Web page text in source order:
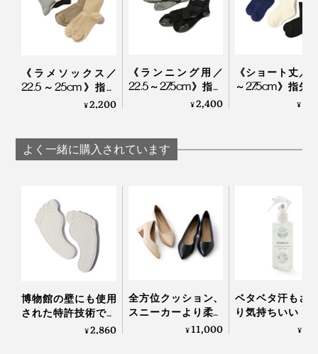
編み目が細かいので、肌へのフィット感がよく、素足の
感覚で気持ちよく履けます。
写真は「カバーソックス」のベージュを着用中、スニーカーも相性バツグン
《ラメソックス／
22.5～25cm》指先
のサラサラが続く！
AMIGAMI
¥2,200
《ランニング用／
22.5～27.5cm》指先
のサラサラが続く！
AMIGAMI
¥2,400
《ショート丈／
～27.5cm》指先
ラサラが続く！
¥
よく一緒に購入されています
博物館の壁にも使用
された特許技術で、
吸湿＆脱臭しながら
¥2,860
全方位クッション、
スニーカーより柔ら
かな「コンフォート
¥11,000
ベタベタ汗もさ
り気持ちいい！
顔も体も、スプ
¥